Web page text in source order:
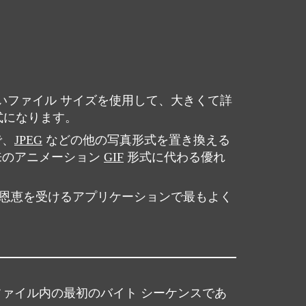
ファイル サイズを使用して、大きくて詳
なります。
JPEG などの他の写真形式を置き換える
アニメーション GIF 形式に代わる優れ
恵を受けるアプリケーションで最もよく
イル内の最初のバイト シーケンスであ